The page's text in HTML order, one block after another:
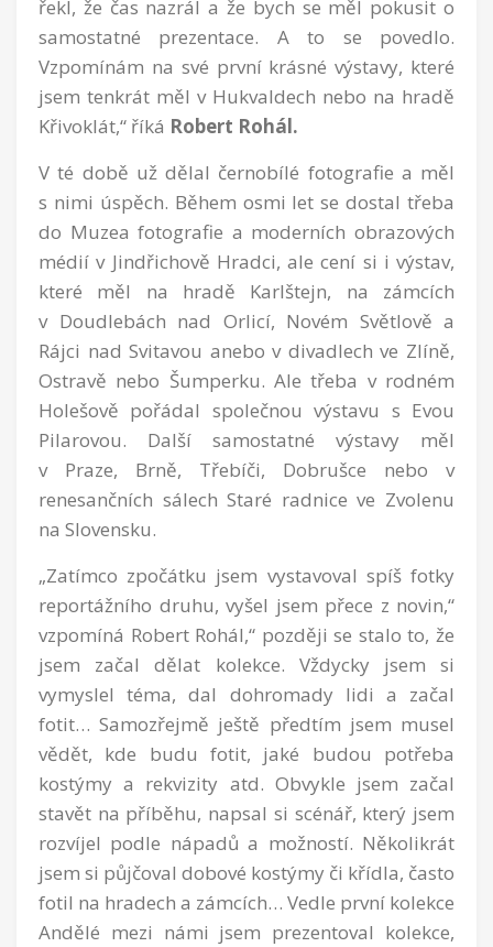
řekl, že čas nazrál a že bych se měl pokusit o
samostatné prezentace. A to se povedlo.
Vzpomínám na své první krásné výstavy, které
jsem tenkrát měl v Hukvaldech nebo na hradě
Křivoklát,“ říká Robert Rohál.
V té době už dělal černobílé fotografie a měl
s nimi úspěch. Během osmi let se dostal třeba
do Muzea fotografie a moderních obrazových
médií v Jindřichově Hradci, ale cení si i výstav,
které měl na hradě Karlštejn, na zámcích
v Doudlebách nad Orlicí, Novém Světlově a
Rájci nad Svitavou anebo v divadlech ve Zlíně,
Ostravě nebo Šumperku. Ale třeba v rodném
Holešově pořádal společnou výstavu s Evou
Pilarovou. Další samostatné výstavy měl
v Praze, Brně, Třebíči, Dobrušce nebo v
renesančních sálech Staré radnice ve Zvolenu
na Slovensku.
„Zatímco zpočátku jsem vystavoval spíš fotky
reportážního druhu, vyšel jsem přece z novin,“
vzpomíná Robert Rohál,“ později se stalo to, že
jsem začal dělat kolekce. Vždycky jsem si
vymyslel téma, dal dohromady lidi a začal
fotit… Samozřejmě ještě předtím jsem musel
vědět, kde budu fotit, jaké budou potřeba
kostýmy a rekvizity atd. Obvykle jsem začal
stavět na příběhu, napsal si scénář, který jsem
rozvíjel podle nápadů a možností. Několikrát
jsem si půjčoval dobové kostýmy či křídla, často
fotil na hradech a zámcích… Vedle první kolekce
Andělé mezi námi jsem prezentoval kolekce,